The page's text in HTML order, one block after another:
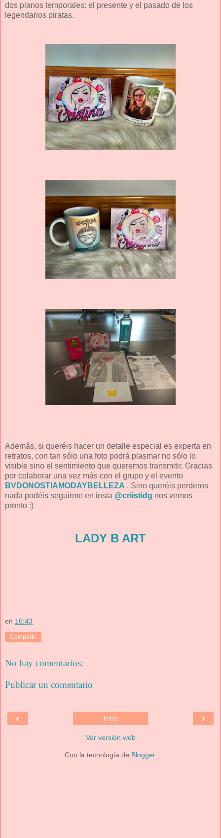
dos planos temporales: el presente y el pasado de los
legendarios piratas.
Además, si queréis hacer un detalle especial es experta en
retratos, con tan sólo una foto podrá plasmar no sólo lo
visible sino el sentimiento que queremos transmitir. Gracias
por colaborar una vez más con el grupo y el evento
BVDONOSTIAMODAYBELLEZA . Sino queréis perderos
nada podéis seguirme en insta @criistidg nos vemos
pronto :)
LADY B ART
en 16:43
Compartir
No hay comentarios:
Publicar un comentario
‹ ›
Inicio
Ver versión web
Con la tecnología de Blogger.